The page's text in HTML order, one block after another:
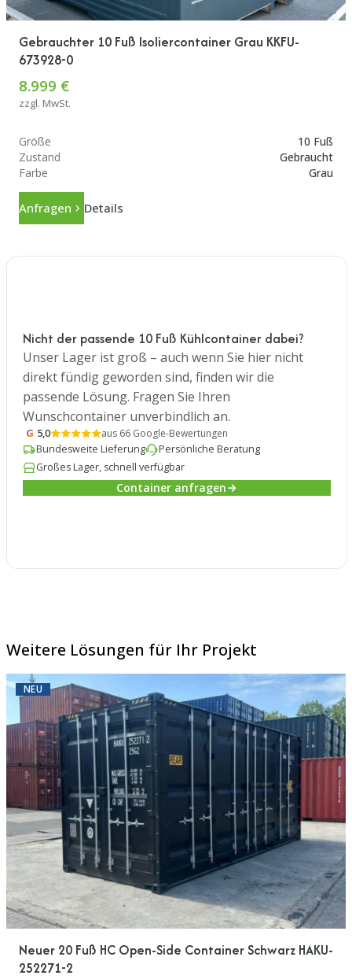
Gebrauchter 10 Fuß Isoliercontainer Grau KKFU-
673928-0
8.999 €
zzgl. MwSt.
Größe
10 Fuß
Zustand
Gebraucht
Farbe
Grau
Anfragen Details
Nicht der passende 10 Fuß Kühlcontainer dabei?
Unser Lager ist groß – auch wenn Sie hier nicht
direkt fündig geworden sind, finden wir die
passende Lösung. Fragen Sie Ihren
Wunschcontainer unverbindlich an.
G 5,0
aus 66 Google-Bewertungen
Bundesweite Lieferung
Persönliche Beratung
Großes Lager, schnell verfügbar
Container anfragen
Weitere Lösungen für Ihr Projekt
NEU
Neuer 20 Fuß HC Open-Side Container Schwarz HAKU-
252271-2